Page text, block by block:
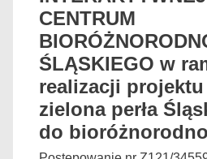
CENTRUM
ŚLĄSKIEGO w
realizacji projektu
zielona perła
do